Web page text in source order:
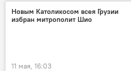
Новым Католикосом всея Грузии
избран митрополит Шио
11 мая, 16:03